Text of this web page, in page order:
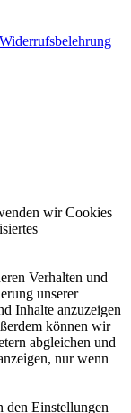
wir Cookies
Verhalten und
unserer
Inhalte anzuzeigen
können wir
abgleichen und
nur wenn
Einstellungen